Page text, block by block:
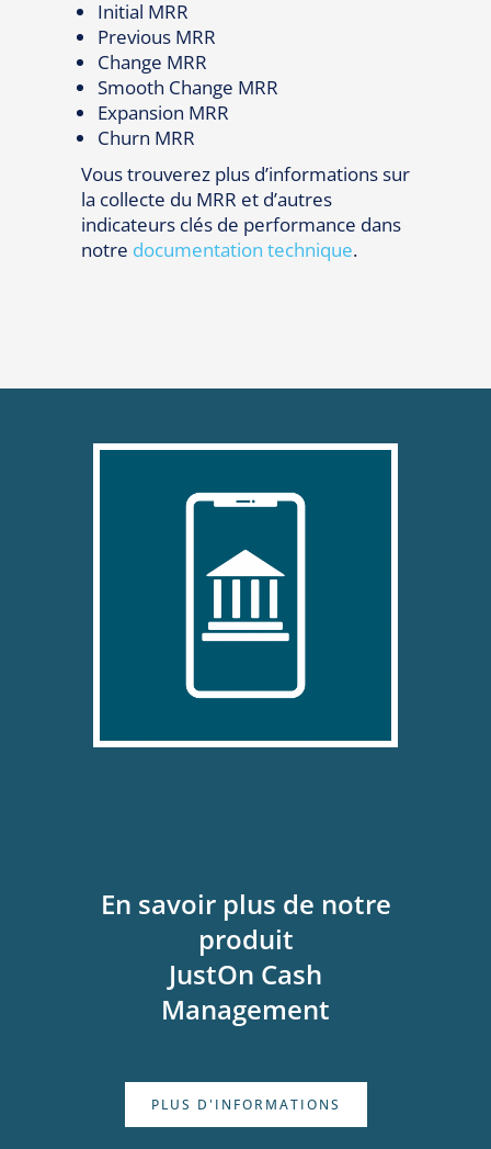
Initial MRR
Previous MRR
Change MRR
Smooth Change MRR
Expansion MRR
Churn MRR
Vous trouverez plus d’informations sur
la collecte du MRR et d’autres
indicateurs clés de performance dans
notre documentation technique.
En savoir plus de notre
produit
JustOn Cash
Management
PLUS D'INFORMATIONS